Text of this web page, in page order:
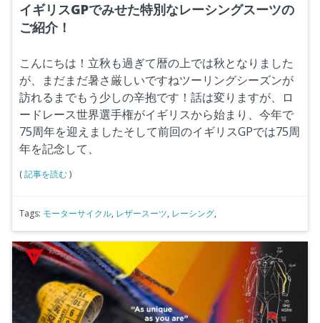
イギリスGPでみせた特別なレーシングスーツの
ご紹介！
こんにちは！立秋も過ぎて暦の上では秋となりました
が、まだまだ暑さ厳しいですねツーリングシーズンが
訪れるまでもう少しの辛抱です！話は変りますが、ロ
ードレース世界選手権がイギリスから始まり、今年で
75周年を迎えましたそして前回のイギリスGPでは75周
年を記念して、
(記事を読む)
Tags: モーターサイクル, レザースーツ, レーシング,